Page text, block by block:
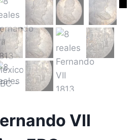
VII